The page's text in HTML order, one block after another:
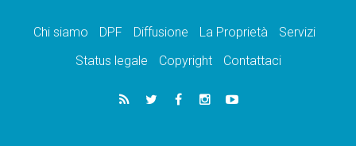
Chi siamo DPF Diffusione La Proprietà
Servizi
Status legale
Copyright Contattaci